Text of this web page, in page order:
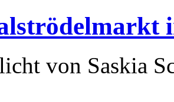
von Saskia